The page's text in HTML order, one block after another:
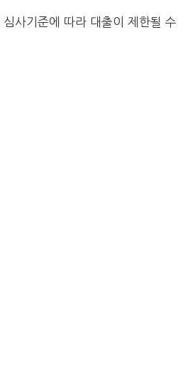
사기준에 따라 대출이 제한될 수